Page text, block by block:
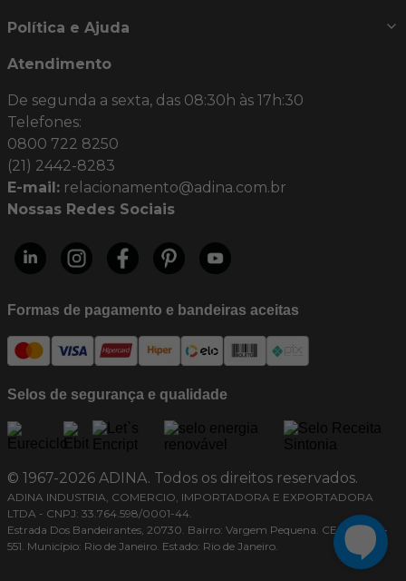
Política e Ajuda
Atendimento
De segunda a sexta, das 08:30h às 17h:30
Telefones:
0800 722 8250
(21) 2442-8283
E-mail: relacionamento@adina.com.br
Nossas Redes Sociais
Formas de pagamento e bandeiras aceitas
Selos de segurança e qualidade
© 1967-2026 ADINA. Todos os direitos reservados.
ADINA INDUSTRIA, COMERCIO, IMPORTADORA E EXPORTADORA
LTDA - CNPJ: 33.764.598/0001-44.
Estrada Dos Bandeirantes, 20730. Bairro: Vargem Pequena. CEP: 22783-
551. Município: Rio de Janeiro. Estado: Rio de Janeiro.